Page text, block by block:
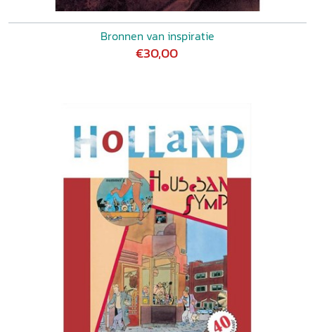
Bronnen van inspiratie
€30,00